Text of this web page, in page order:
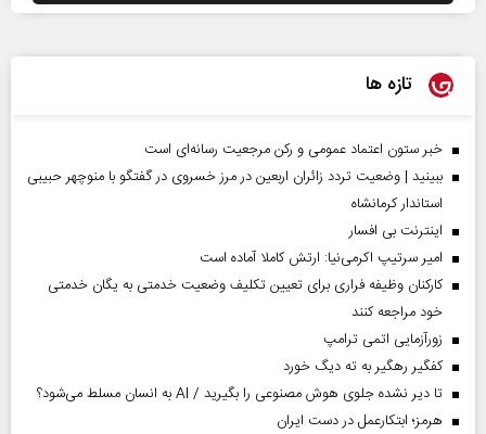
تازه ها
خبر ستون اعتماد عمومی و رکن مرجعیت رسانه‌ای است
ببینید | وضعیت تردد زائران اربعین در مرز خسروی در گفتگو با منوچهر حبیبی
استاندار کرمانشاه
اینترنت بی افسار
امیر سرتیپ اکرمی‌نیا: ارتش کاملا آماده است
کارکنان وظیفه فراری برای تعیین تکلیف وضعیت خدمتی به یگان خدمتی
خود مراجعه کنند
زورآزمایی اتمی ترامپ
کفگیر رهگیر به ته دیگ خورد
تا دیر نشده جلوی هوش مصنوعی را بگیرید / AI به انسان مسلط می‌شود؟
هرمز؛ ابتکارعمل در دست ایران